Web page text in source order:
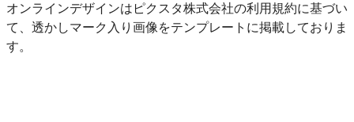
オンラインデザインはピクスタ株式会社の利用規約に基づい
て、透かしマーク入り画像をテンプレートに掲載しておりま
す。